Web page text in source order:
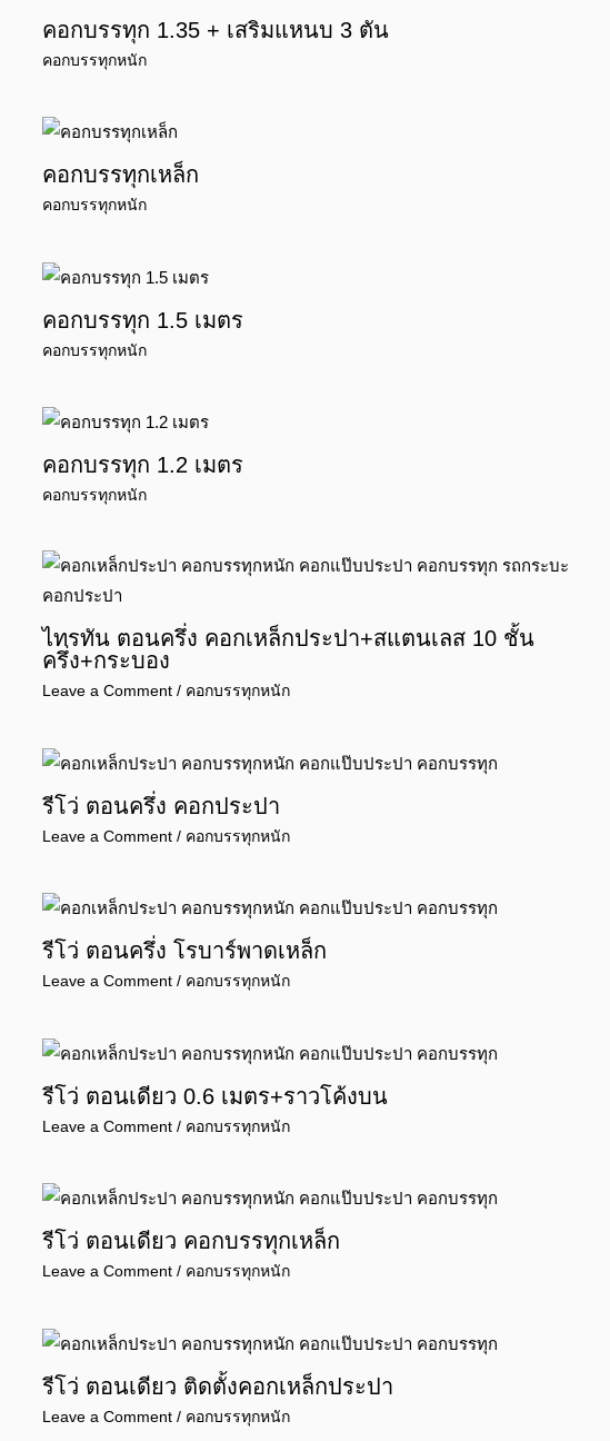
คอกบรรทุก 1.35 + เสริมแหนบ 3 ตัน
คอกบรรทุกหนัก
คอกบรรทุกเหล็ก
คอกบรรทุกหนัก
คอกบรรทุก 1.5 เมตร
คอกบรรทุกหนัก
คอกบรรทุก 1.2 เมตร
คอกบรรทุกหนัก
ไทรทัน ตอนครึ่ง คอกเหล็กประปา+สแตนเลส 10 ชั้น
ครึ่ง+กระบอง
Leave a Comment / คอกบรรทุกหนัก
รีโว่ ตอนครึ่ง คอกประปา
Leave a Comment / คอกบรรทุกหนัก
รีโว่ ตอนครึ่ง โรบาร์พาดเหล็ก
Leave a Comment / คอกบรรทุกหนัก
รีโว่ ตอนเดียว 0.6 เมตร+ราวโค้งบน
Leave a Comment / คอกบรรทุกหนัก
รีโว่ ตอนเดียว คอกบรรทุกเหล็ก
Leave a Comment / คอกบรรทุกหนัก
รีโว่ ตอนเดียว ติดตั้งคอกเหล็กประปา
Leave a Comment / คอกบรรทุกหนัก